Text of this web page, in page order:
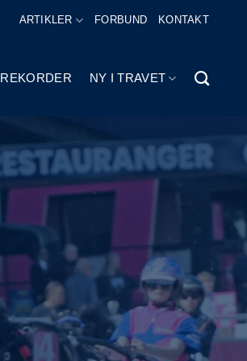
ARTIKLER FORBUND KONTAKT
REKORDER NY I TRAVET